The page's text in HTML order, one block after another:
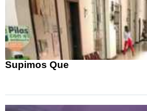
Supimos Que